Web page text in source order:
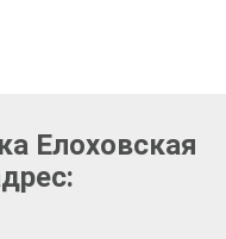
Елоховская